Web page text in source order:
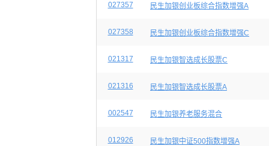
027357 民生加银创业板综合指数增强A
027358 民生加银创业板综合指数增强C
021317 民生加银智选成长股票C
021316 民生加银智选成长股票A
002547 民生加银养老服务混合
012926 民生加银中证500指数增强A